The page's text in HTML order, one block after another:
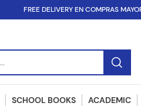
FREE DELIVERY EN COMPRAS
SCHOOL BOOKS ACADEMIC